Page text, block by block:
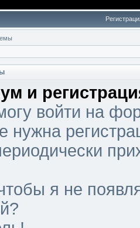
и
войти на
нужна
я не